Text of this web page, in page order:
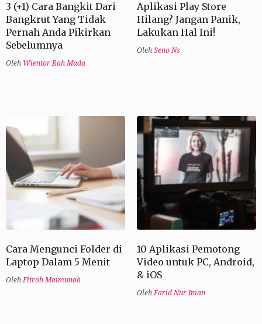
3 (+1) Cara Bangkit Dari
Bangkrut Yang Tidak
Pernah Anda Pikirkan
Sebelumnya
Oleh Wientor Rah Mada
Aplikasi Play Store
Hilang? Jangan Panik,
Lakukan Hal Ini!
Oleh Seno Ns
Cara Mengunci Folder di
Laptop Dalam 5 Menit
Oleh Fitroh Maimunah
10 Aplikasi Pemotong
Video untuk PC, Android,
& iOS
Oleh Farid Nur Iman